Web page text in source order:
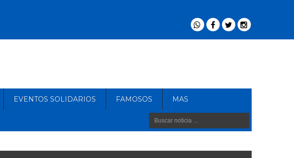
EVENTOS SOLIDARIOS FAMOSOS MAS